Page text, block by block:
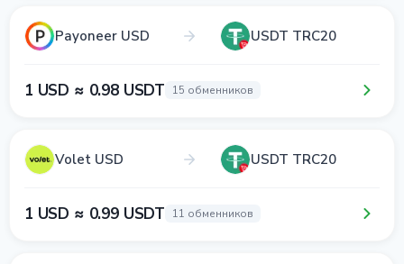
Payoneer USD USDT TRC20
1 USD ≈ 0.98 USDT 15 обменников
Volet USD USDT TRC20
1 USD ≈ 0.99 USDT 11 обменников